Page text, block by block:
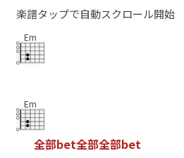
楽譜タップで自動スクロール開始
Em
Em
全部bet全部全部bet